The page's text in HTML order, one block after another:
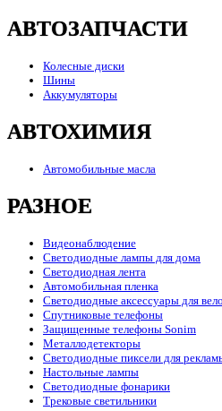
АВТОЗАПЧАСТИ
Колесные диски
Шины
Аккумуляторы
АВТОХИМИЯ
Автомобильные масла
РАЗНОЕ
Видеонаблюдение
Светодиодные лампы для дома
Светодиодная лента
Автомобильная пленка
Светодиодные аксессуары для
Спутниковые телефоны
Защищенные телефоны Sonim
Металлодетекторы
Светодиодные пиксели для
Настольные лампы
Светодиодные фонарики
Трековые светильники